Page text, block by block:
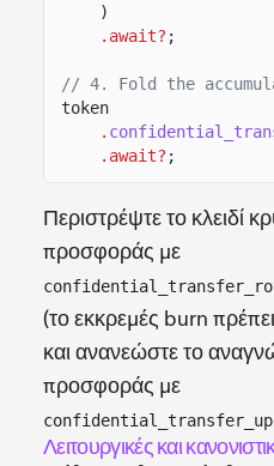
)
.await? ;
// 4. Fold the
token
.
.await? ;
Περιστρέψτε το κλειδί
προσφοράς με
(το εκκρεμές burn
και ανανεώστε το
προσφοράς με
Λειτουργικές και